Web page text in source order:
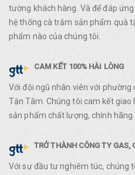
tường khách hàng. Và để đáp
hệ thống cà trăm sản phẩm quà
phẩm nào của chúng tôi.
CAM KẾT 100% HÀI LÒNG
Với đội ngũ nhân viên với
Tận Tâm. Chúng tôi cam kết
sản phẩm chất lượng, chính hãng.
TRỞ THÀNH CÔNG TY GAS,
Với sự đầu tư nghiêm túc, chúng